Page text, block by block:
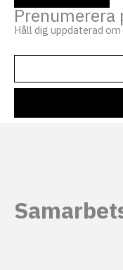
Prenumerera
Håll dig uppdaterad